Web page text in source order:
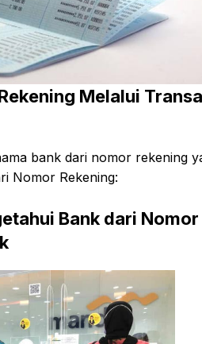
Melalui
bank dari nomor rekening
Nomor Rekening:
Bank dari Nomor